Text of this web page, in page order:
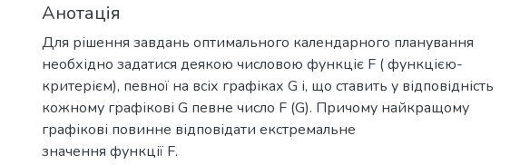
Анотація
Для рішення завдань оптимального календарного планування
необхідно задатися деякою числовою функціє F ( функцією-
критерієм), певної на всіх графіках G і, що ставить у відповідність
кожному графікові G певне число F (G). Причому найкращому
графікові повинне відповідати екстремальне
значення функції F.